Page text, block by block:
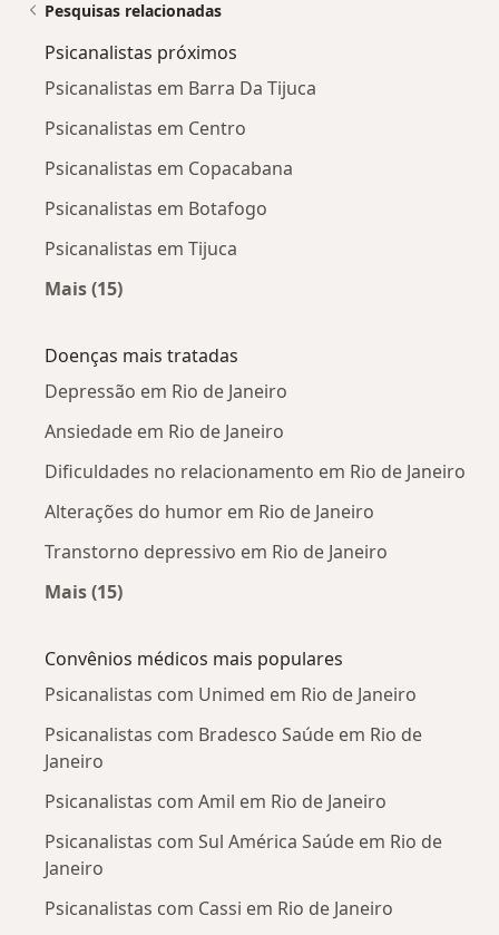
Pesquisas relacionadas
Psicanalistas próximos
Psicanalistas em Barra Da Tijuca
Psicanalistas em Centro
Psicanalistas em Copacabana
Psicanalistas em Botafogo
Psicanalistas em Tijuca
Mais (15)
Doenças mais tratadas
Depressão em Rio de Janeiro
Ansiedade em Rio de Janeiro
Dificuldades no relacionamento em Rio de Janeiro
Alterações do humor em Rio de Janeiro
Transtorno depressivo em Rio de Janeiro
Mais (15)
Convênios médicos mais populares
Psicanalistas com Unimed em Rio de Janeiro
Psicanalistas com Bradesco Saúde em Rio de
Janeiro
Psicanalistas com Amil em Rio de Janeiro
Psicanalistas com Sul América Saúde em Rio de
Janeiro
Psicanalistas com Cassi em Rio de Janeiro